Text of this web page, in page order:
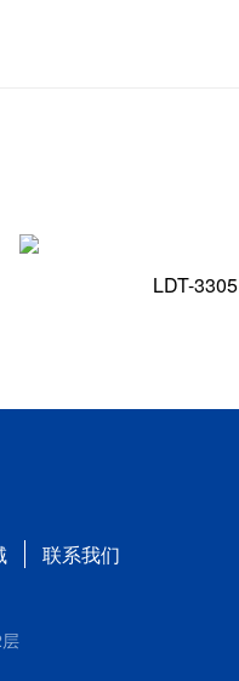
LDT-3305
联系我们